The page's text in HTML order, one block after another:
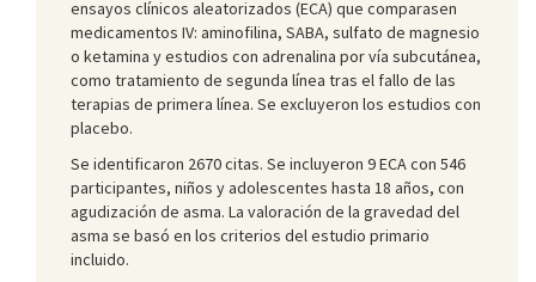
ensayos clínicos aleatorizados (ECA) que comparasen
medicamentos IV: aminofilina, SABA, sulfato de magnesio
o ketamina y estudios con adrenalina por vía subcutánea,
como tratamiento de segunda línea tras el fallo de las
terapias de primera línea. Se excluyeron los estudios con
placebo.
Se identificaron 2670 citas. Se incluyeron 9 ECA con 546
participantes, niños y adolescentes hasta 18 años, con
agudización de asma. La valoración de la gravedad del
asma se basó en los criterios del estudio primario
incluido.